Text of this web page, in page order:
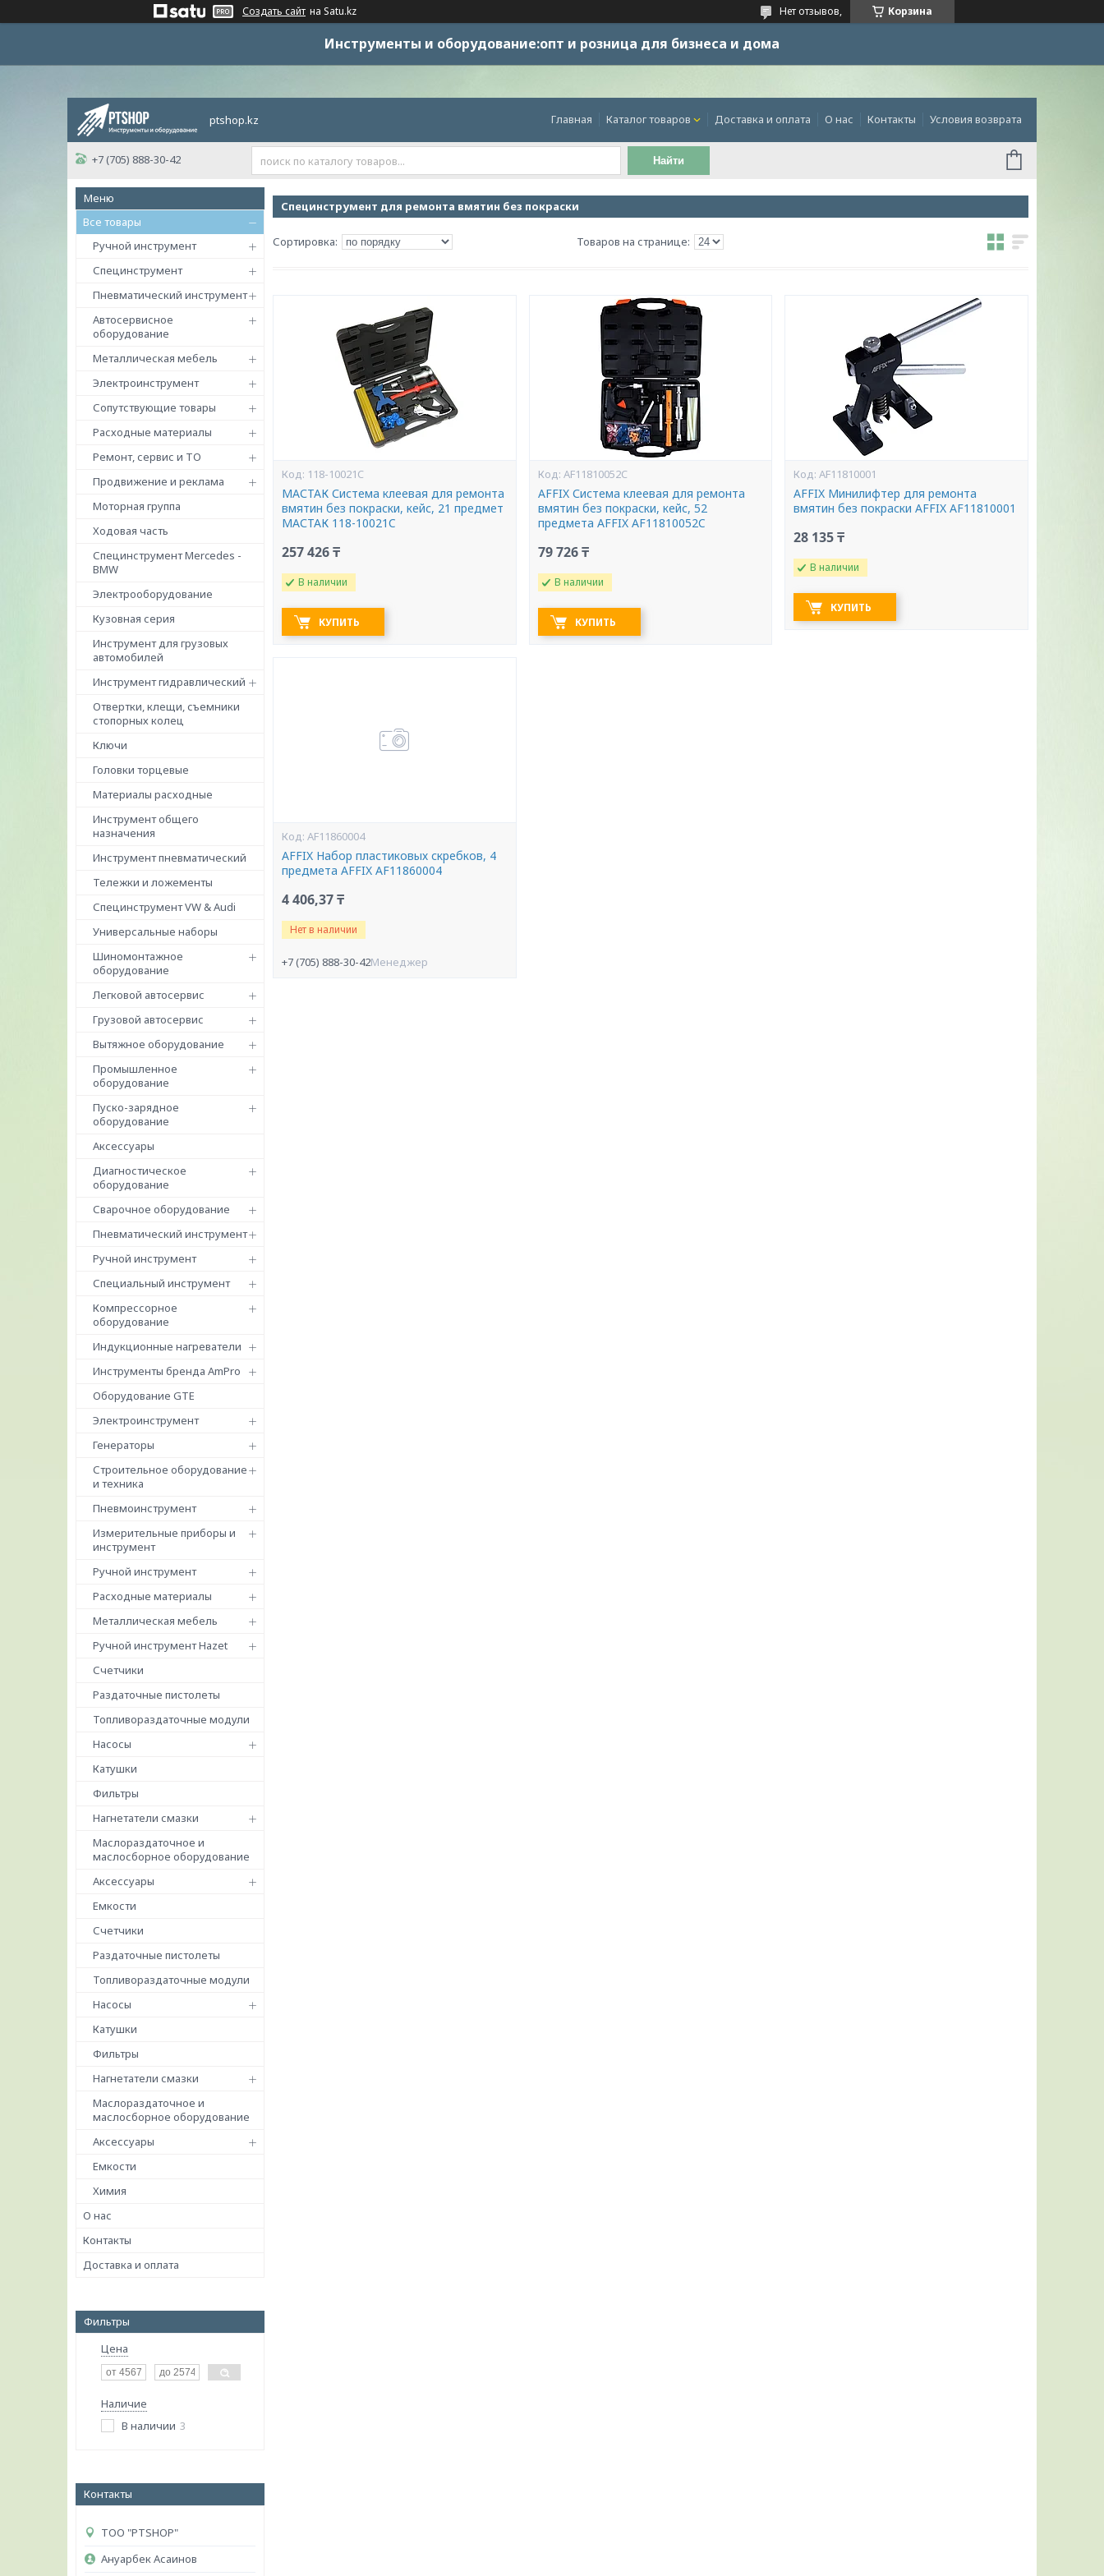
Создать сайт на Satu.kz Корзина
Нет отзывов,
Инструменты и оборудование:опт и розница для бизнеса и дома
ptshop.kz Главная Каталог товаров Доставка и оплата О нас Контакты Условия возврата
+7 (705) 888-30-42 Найти
Все товары
Ручной инструмент
Специнструмент
Пневматический инструмент
Автосервисное
оборудование
Металлическая мебель
Электроинструмент
Сопутствующие товары
Расходные материалы
Ремонт, сервис и ТО
Продвижение и реклама
Моторная группа
Ходовая часть
Специнструмент Mercedes -
BMW
Электрооборудование
Кузовная серия
Инструмент для грузовых
автомобилей
Инструмент гидравлический
Отвертки, клещи, съемники
стопорных колец
Ключи
Головки торцевые
Материалы расходные
Инструмент общего
назначения
Инструмент пневматический
Тележки и ложементы
Специнструмент VW & Audi
Универсальные наборы
Шиномонтажное
оборудование
Легковой автосервис
Грузовой автосервис
Вытяжное оборудование
Промышленное
оборудование
Пуско-зарядное
оборудование
Аксессуары
Диагностическое
оборудование
Сварочное оборудование
Пневматический инструмент
Ручной инструмент
Специальный инструмент
Компрессорное
оборудование
Индукционные нагреватели
Инструменты бренда AmPro
Оборудование GTE
Электроинструмент
Генераторы
Строительное оборудование
и техника
Пневмоинструмент
Измерительные приборы и
инструмент
Ручной инструмент
Расходные материалы
Металлическая мебель
Ручной инструмент Hazet
Счетчики
Раздаточные пистолеты
Топливораздаточные модули
Насосы
Катушки
Фильтры
Нагнетатели смазки
Маслораздаточное и
маслосборное оборудование
Аксессуары
Емкости
Счетчики
Раздаточные пистолеты
Топливораздаточные модули
Насосы
Катушки
Фильтры
Нагнетатели смазки
Маслораздаточное и
маслосборное оборудование
Аксессуары
Емкости
Химия
О нас
Контакты
Доставка и оплата
Фильтры
Цена
Наличие
В наличии 3
Контакты
ТОО "PTSHOP"
Ануарбек Асаинов
Специнструмент для ремонта вмятин без покраски
118-10021C
МАСТАК Система клеевая для ремонта
вмятин без покраски, кейс, 21 предмет
МАСТАК 118-10021C
257 426 ₸
В наличии
КУПИТЬ
AF11810052C
AFFIX Система клеевая для ремонта
вмятин без покраски, кейс, 52
предмета AFFIX AF11810052C
79 726 ₸
В наличии
КУПИТЬ
AF11810001
AFFIX Минилифтер для ремонта
вмятин без покраски AFFIX AF11810001
28 135 ₸
В наличии
КУПИТЬ
AF11860004
AFFIX Набор пластиковых скребков, 4
предмета AFFIX AF11860004
4 406,37 ₸
Нет в наличии
+7 (705) 888-30-42Менеджер